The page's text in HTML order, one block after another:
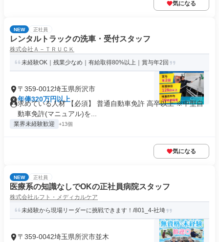
気になる
NEW 正社員
レンタルトラックの洗車・受付スタッフ
株式会社Ａ－ＴＲＵＣＫ
未経験OK｜残業少なめ｜有給取得80%以上｜賞与年2回
〒359-0012埼玉県所沢市
年俸320万円以上
求めている人材 【必須】 普通自動車免許 高卒以上 ※中型自
動車免許(マニュアル)を...
業界未経験歓迎 +13個
気になる
NEW 正社員
医療系の知識なしでOKの正社員病院スタッフ
株式会社ルフト・メディカルケア
未経験から現場リーダーに挑戦できます！/801_4-社埼
〒359-0042埼玉県所沢市並木